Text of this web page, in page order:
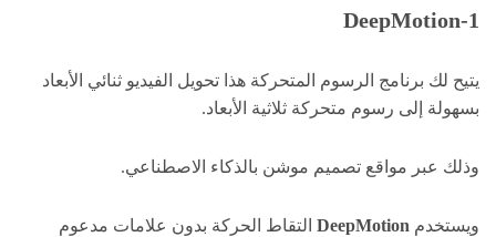
1-DeepMotion
يتيح لك برنامج الرسوم المتحركة هذا تحويل الفيديو ثنائي الأبعاد
بسهولة إلى رسوم متحركة ثلاثية الأبعاد.
وذلك عبر مواقع تصميم موشن بالذكاء الاصطناعي.
ويستخدم DeepMotion التقاط الحركة بدون علامات مدعوم